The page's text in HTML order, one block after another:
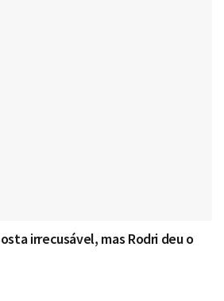
irrecusável, mas Rodri deu o